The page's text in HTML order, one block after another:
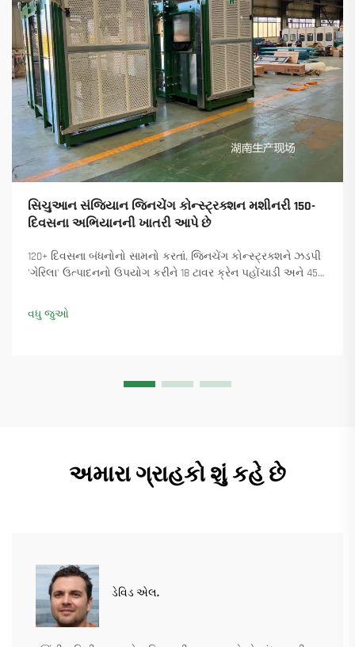
સિચુઆન સંજિયાન જિનચેંગ કોન્સ્ટ્રક્શન મશીનરી 150-
દિવસના અભિયાનની ખાતરી આપે છે
120+ દિવસના બંધનોનો સામનો કરતાં, જિનચેંગ કોન્સ્ટ્રક્શને ઝડપી
'ગેરિલા' ઉત્પાદનનો ઉપયોગ કરીને 18 ટાવર ક્રેન પહોંચાડી અને 45+
વધુ માહિતી મેળવો.
વધુ જુઓ
અમારા ગ્રાહકો શું કહે છે
ડેવિડ એલ.